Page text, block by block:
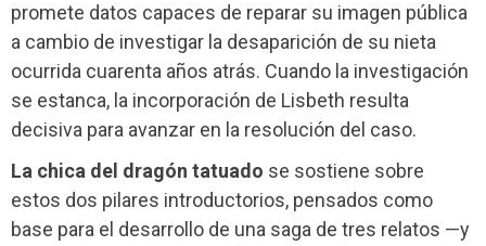
promete datos capaces de reparar su imagen pública
a cambio de investigar la desaparición de su nieta
ocurrida cuarenta años atrás. Cuando la investigación
se estanca, la incorporación de Lisbeth resulta
decisiva para avanzar en la resolución del caso.
La chica del dragón tatuado se sostiene sobre
estos dos pilares introductorios, pensados como
base para el desarrollo de una saga de tres relatos —y